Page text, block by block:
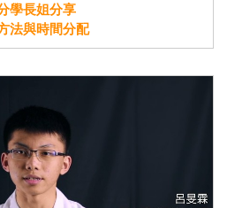
學長姐分享
法與時間分配